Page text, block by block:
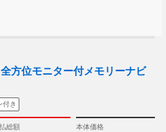
方位モニター付メモリーナビ
付き
総額 本体価格